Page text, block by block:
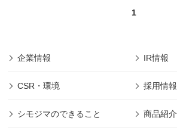
1
企業情報 IR情報
CSR・環境 採用情報
シモジマのできること 商品紹介